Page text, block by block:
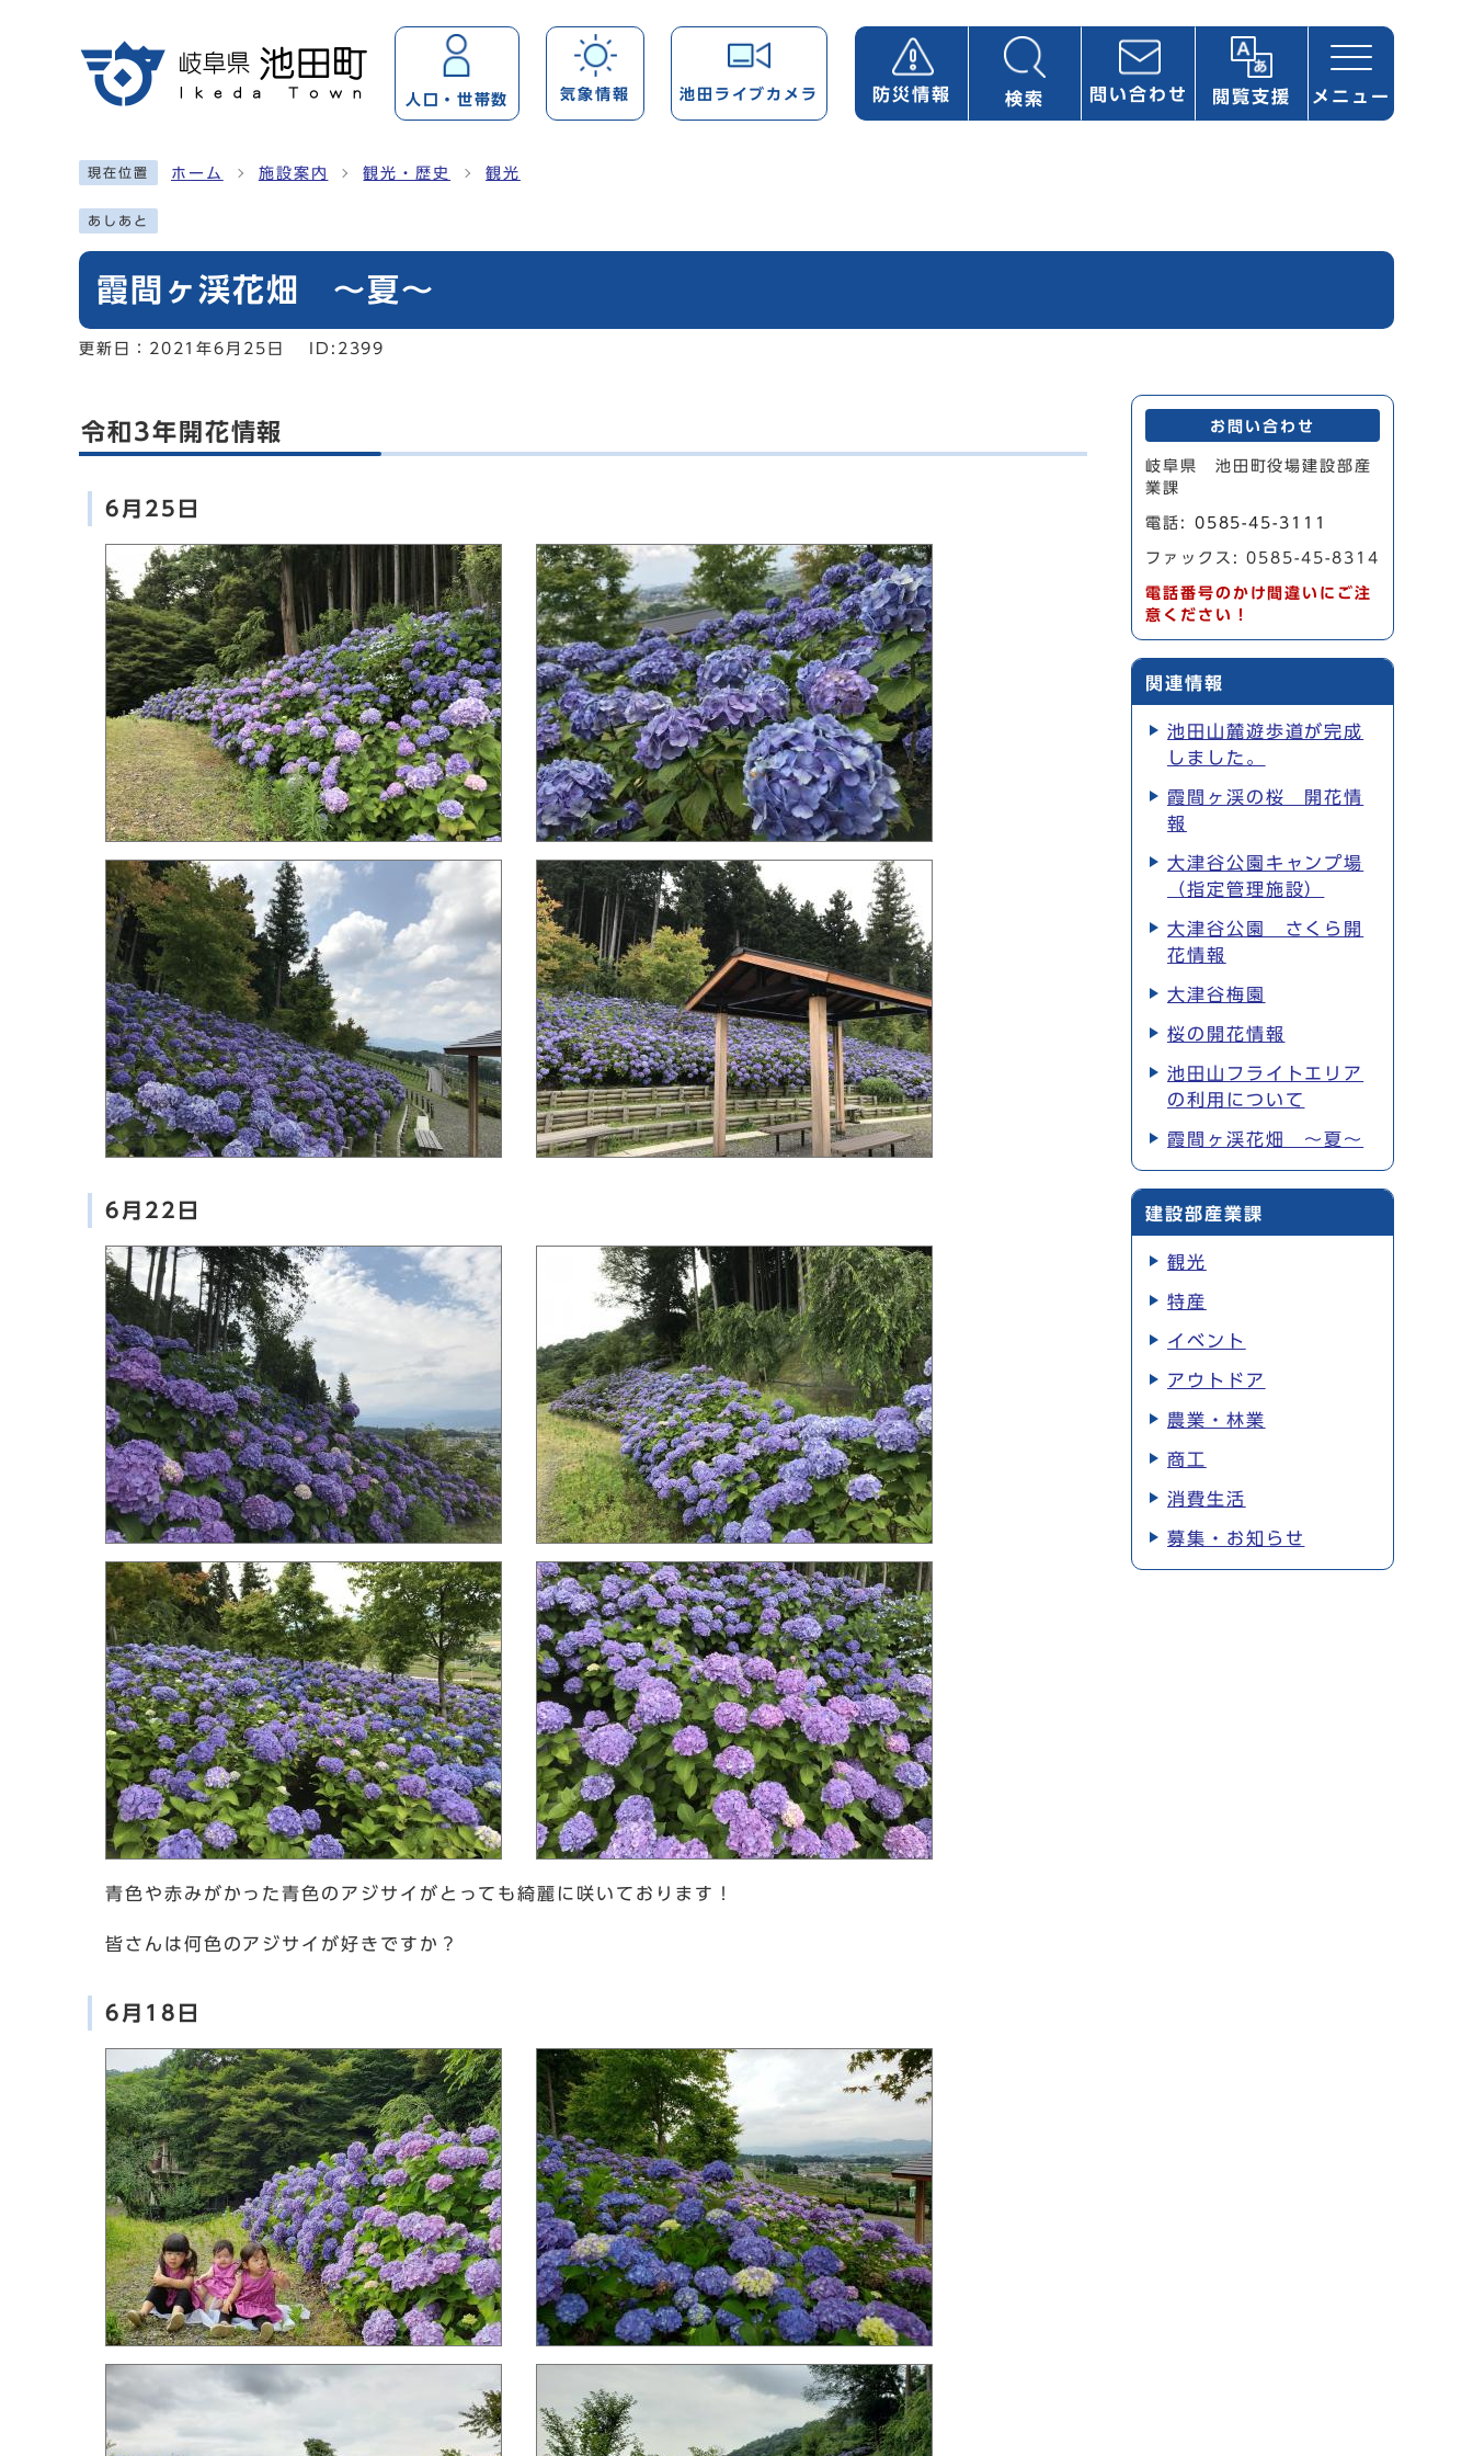
人口・世帯数 気象情報 池田ライブカメラ 防災情報 検索 問い合わせ 閲覧支援 メニュー
ここから本文です
現在位置 ホーム 施設案内 観光・歴史 観光
あしあと
霞間ヶ渓花畑 ～夏～
更新日： 2021年6月25日 ID:2399
令和3年開花情報
6月25日
6月22日
青色や赤みがかった青色のアジサイがとっても綺麗に咲いております！
皆さんは何色のアジサイが好きですか？
6月18日
お問い合わせ
岐阜県 池田町役場建設部産
業課
電話: 0585-45-3111
ファックス: 0585-45-8314
電話番号のかけ間違いにご注
意ください！
関連情報
池田山麓遊歩道が完成
しました。
霞間ヶ渓の桜 開花情
報
大津谷公園キャンプ場
（指定管理施設）
大津谷公園 さくら開
花情報
大津谷梅園
桜の開花情報
池田山フライトエリア
の利用について
霞間ヶ渓花畑 ～夏～
建設部産業課
観光
特産
イベント
アウトドア
農業・林業
商工
消費生活
募集・お知らせ